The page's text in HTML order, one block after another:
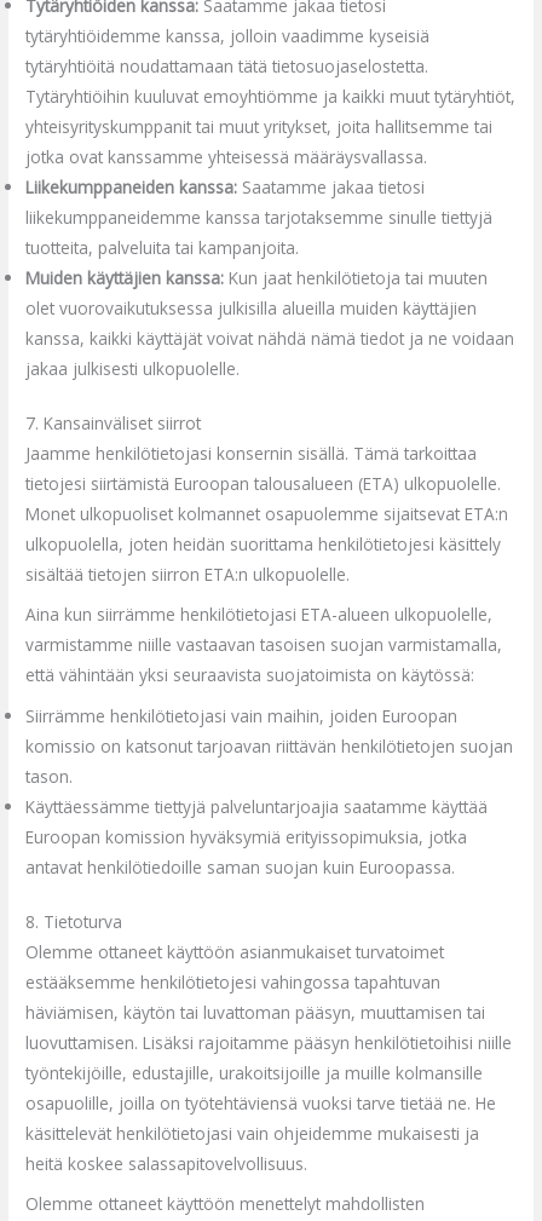
Tytäryhtiöiden kanssa: Saatamme jakaa tietosi
tytäryhtiöidemme kanssa, jolloin vaadimme kyseisiä
tytäryhtiöitä noudattamaan tätä tietosuojaselostetta.
Tytäryhtiöihin kuuluvat emoyhtiömme ja kaikki muut tytäryhtiöt,
yhteisyrityskumppanit tai muut yritykset, joita hallitsemme tai
jotka ovat kanssamme yhteisessä määräysvallassa.
Liikekumppaneiden kanssa: Saatamme jakaa tietosi
liikekumppaneidemme kanssa tarjotaksemme sinulle tiettyjä
tuotteita, palveluita tai kampanjoita.
Muiden käyttäjien kanssa: Kun jaat henkilötietoja tai muuten
olet vuorovaikutuksessa julkisilla alueilla muiden käyttäjien
kanssa, kaikki käyttäjät voivat nähdä nämä tiedot ja ne voidaan
jakaa julkisesti ulkopuolelle.
7. Kansainväliset siirrot
Jaamme henkilötietojasi konsernin sisällä. Tämä tarkoittaa
tietojesi siirtämistä Euroopan talousalueen (ETA) ulkopuolelle.
Monet ulkopuoliset kolmannet osapuolemme sijaitsevat ETA:n
ulkopuolella, joten heidän suorittama henkilötietojesi käsittely
sisältää tietojen siirron ETA:n ulkopuolelle.
Aina kun siirrämme henkilötietojasi ETA-alueen ulkopuolelle,
varmistamme niille vastaavan tasoisen suojan varmistamalla,
että vähintään yksi seuraavista suojatoimista on käytössä:
Siirrämme henkilötietojasi vain maihin, joiden Euroopan
komissio on katsonut tarjoavan riittävän henkilötietojen suojan
tason.
Käyttäessämme tiettyjä palveluntarjoajia saatamme käyttää
Euroopan komission hyväksymiä erityissopimuksia, jotka
antavat henkilötiedoille saman suojan kuin Euroopassa.
8. Tietoturva
Olemme ottaneet käyttöön asianmukaiset turvatoimet
estääksemme henkilötietojesi vahingossa tapahtuvan
häviämisen, käytön tai luvattoman pääsyn, muuttamisen tai
luovuttamisen. Lisäksi rajoitamme pääsyn henkilötietoihisi niille
työntekijöille, edustajille, urakoitsijoille ja muille kolmansille
osapuolille, joilla on työtehtäviensä vuoksi tarve tietää ne. He
käsittelevät henkilötietojasi vain ohjeidemme mukaisesti ja
heitä koskee salassapitovelvollisuus.
Olemme ottaneet käyttöön menettelyt mahdollisten